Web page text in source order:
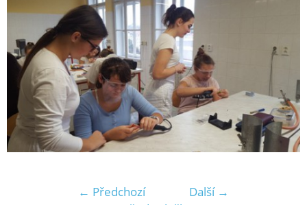
← Předchozí
Další →